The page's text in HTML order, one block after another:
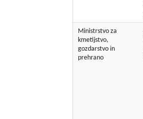
Ministrstvo za
kmetijstvo,
gozdarstvo in
prehrano